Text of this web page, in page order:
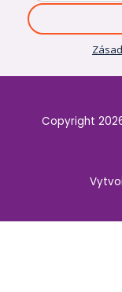
Copyright